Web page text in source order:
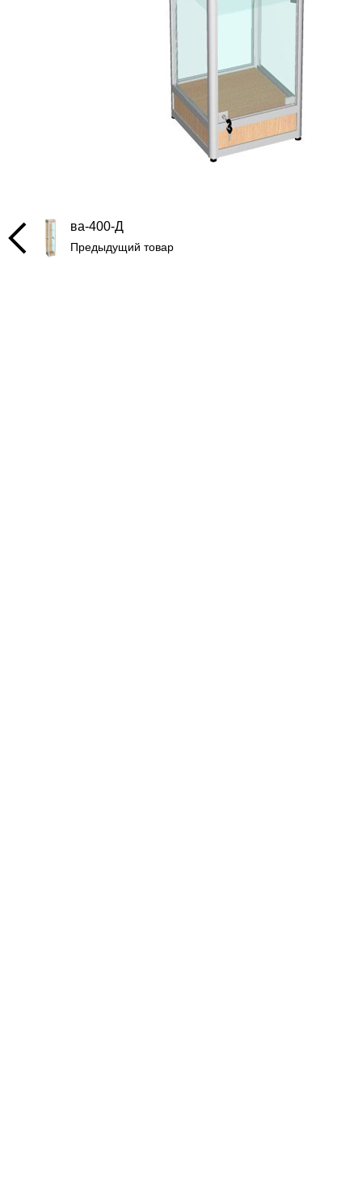
ва-400-Д
Предыдущий товар